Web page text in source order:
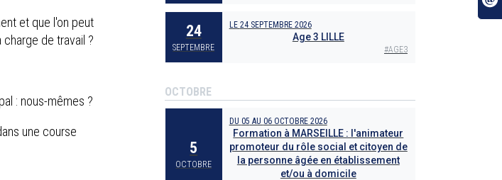
et que l'on peut
de travail ?
: nous-mêmes ?
une course
24
SEPTEMBRE
LE 24 SEPTEMBRE 2026
Age 3 LILLE
#AGE3
OCTOBRE
5
OCTOBRE
DU 05 AU 06 OCTOBRE 2026
Formation à MARSEILLE : l'animateur
promoteur du rôle social et citoyen de
la personne âgée en établissement
et/ou à domicile